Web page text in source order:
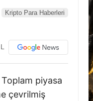
Kripto Para Haberleri
piyasa
çevrilmiş